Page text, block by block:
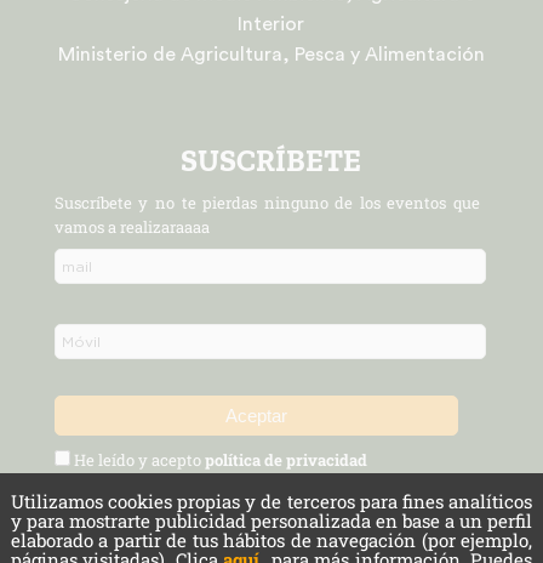
Interior
Ministerio de Agricultura, Pesca y Alimentación
SUSCRÍBETE
Suscríbete y no te pierdas ninguno de los eventos que
vamos a realizaraaaa
He leído y aceptopolítica de privacidad
Política de Privacidad y Aviso Legal Protección de datos
Utilizamos cookies propias y de terceros para fines analíticos
y para mostrarte publicidad personalizada en base a un perfil
elaborado a partir de tus hábitos de navegación (por ejemplo,